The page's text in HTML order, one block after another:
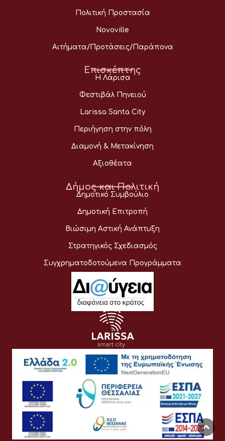
Πολιτική Προστασία
Novoville
Αιτήματα/Προτάσεις/Παράπονα
Επισκέπτης
Η Λάρισα
Φεστιβάλ Πηνειού
Larissa Santa City
Περιήγηση στην πόλη
Διαμονή & Μετακίνηση
Αξιοθέατα
Δήμος και Πολιτική
Δημοτικό Συμβούλιο
Δημοτική Επιτροπή
Βιώσιμη Αστική Ανάπτυξη
Στρατηγικός Σχεδιασμός
Συγχρηματοδοτούμενα Προγράμματα